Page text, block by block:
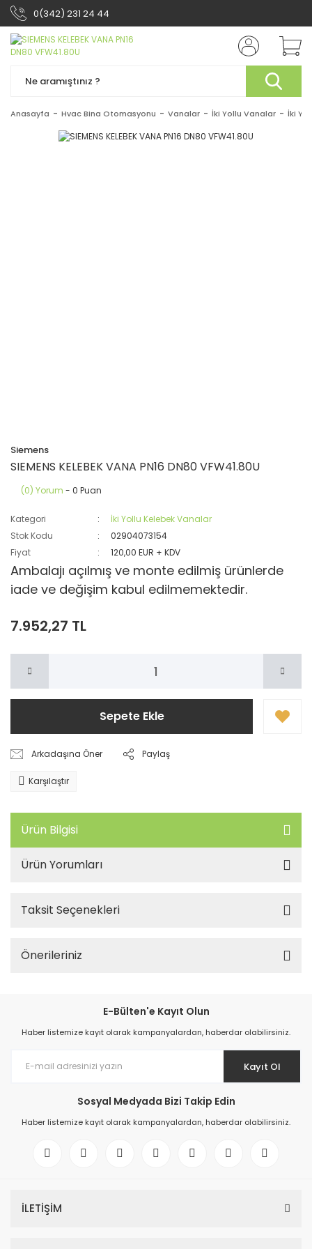
0(342) 231 24 44
Anasayfa Hvac Bina Otomasyonu Vanalar İki Yollu Vanalar İki
Siemens
SIEMENS KELEBEK VANA PN16 DN80 VFW41.80U
(0) Yorum - 0 Puan
Kategori
İki Yollu Kelebek Vanalar
Stok Kodu
02904073154
Fiyat
120,00 EUR + KDV
Ambalajı açılmış ve monte edilmiş ürünlerde
iade ve değişim kabul edilmemektedir.
7.952,27 TL
Sepete Ekle
Arkadaşına Öner Paylaş
Karşılaştır
Ürün Bilgisi
Ürün Yorumları
Taksit Seçenekleri
Önerileriniz
E-Bülten'e Kayıt Olun
Haber listemize kayıt olarak kampanyalardan, haberdar olabilirsiniz.
Kayıt Ol
Sosyal Medyada Bizi Takip Edin
Haber listemize kayıt olarak kampanyalardan, haberdar olabilirsiniz.
İLETİŞİM